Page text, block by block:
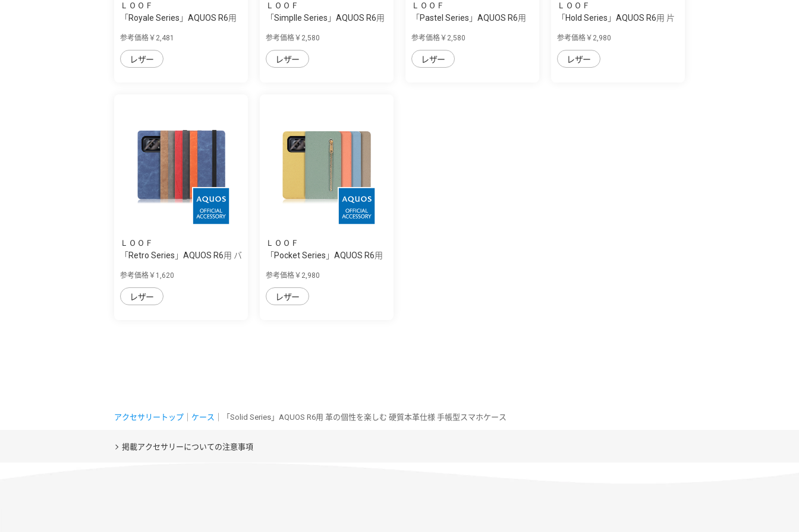
ＬＯＯＦ
「Royale Series」AQUOS R6用
参考価格￥2,481
レザー
ＬＯＯＦ
「Simplle Series」AQUOS R6用
参考価格￥2,580
レザー
ＬＯＯＦ
「Pastel Series」AQUOS R6用
参考価格￥2,580
レザー
ＬＯＯＦ
「Hold Series」AQUOS R6用 片
参考価格￥2,980
レザー
ＬＯＯＦ
「Retro Series」AQUOS R6用 バ
参考価格￥1,620
レザー
ＬＯＯＦ
「Pocket Series」AQUOS R6用
参考価格￥2,980
レザー
アクセサリートップ ケース ｜「Solid Series」AQUOS R6用 革の個性を楽しむ 硬質本革仕様 手帳型スマホケース
掲載アクセサリーについての注意事項